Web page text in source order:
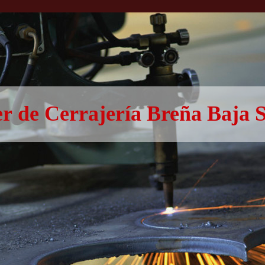
de Cerrajería Breña Baja